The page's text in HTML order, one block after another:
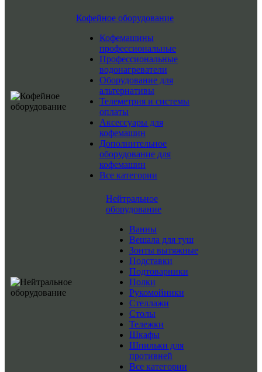
Кофейное оборудование
Кофемашины
профессиональные
Профессиональные
водонагреватели
Оборудование для
альтернативы
Телеметрия и системы
оплаты
Аксессуары для
кофемашин
Дополнительное
оборудование для
кофемашин
Все категории
Нейтральное
оборудование
Ванны
Вешала для туш
Зонты вытяжные
Подставки
Подтоварники
Полки
Рукомойники
Стеллажи
Столы
Тележки
Шкафы
Шпильки для
противней
Все категории